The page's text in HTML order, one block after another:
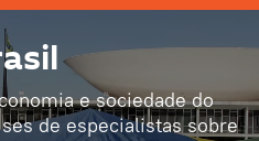
e sociedade do
de especialistas sobre